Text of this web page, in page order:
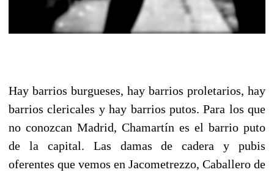
Hay barrios burgueses, hay barrios proletarios, hay
barrios clericales y hay barrios putos. Para los que
no conozcan Madrid, Chamartín es el barrio puto
de la capital. Las damas de cadera y pubis
oferentes que vemos en Jacometrezzo, Caballero de